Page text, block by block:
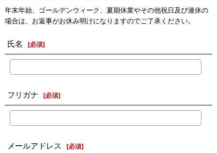
年末年始、ゴールデンウィーク、夏期休業やその他祝日及び連休の
場合は、お返事がお休み明けになりますのでご了承ください。
氏名 [必須]
フリガナ [必須]
メールアドレス [必須]